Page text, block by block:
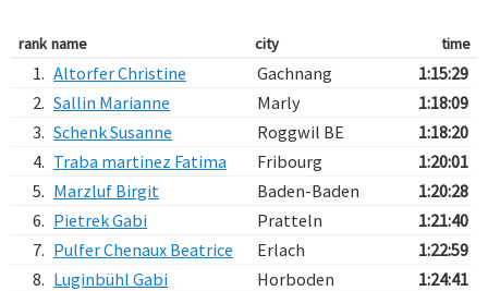
rank name city time
1. Altorfer Christine Gachnang
1:15:29
2. Sallin Marianne Marly
1:18:09
3. Schenk Susanne Roggwil BE
1:18:20
4. Traba martinez Fatima Fribourg
1:20:01
5. Marzluf Birgit Baden-Baden
1:20:28
6. Pietrek Gabi Pratteln
1:21:40
7. Pulfer Chenaux Beatrice Erlach
1:22:59
8. Luginbühl Gabi Horboden
1:24:41